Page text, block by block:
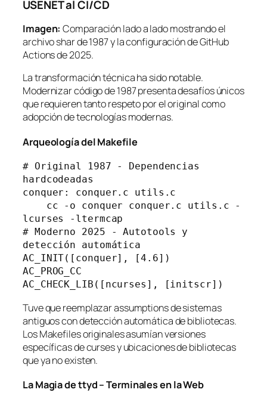
USENET al CI/CD
Imagen: Comparación lado a lado mostrando el
archivo shar de 1987 y la configuración de GitHub
Actions de 2025.
La transformación técnica ha sido notable.
Modernizar código de 1987 presenta desafíos únicos
que requieren tanto respeto por el original como
adopción de tecnologías modernas.
Arqueología del Makefile
# Original 1987 - Dependencias
hardcodeadas
conquer: conquer.c utils.c
cc -o conquer conquer.c utils.c -
lcurses -ltermcap
# Moderno 2025 - Autotools y
detección automática
AC_INIT([conquer], [4.6])
AC_PROG_CC
AC_CHECK_LIB([ncurses], [initscr])
Tuve que reemplazar assumptions de sistemas
antiguos con detección automática de bibliotecas.
Los Makefiles originales asumían versiones
específicas de curses y ubicaciones de bibliotecas
que ya no existen.
La Magia dettyd– Terminales en la Web